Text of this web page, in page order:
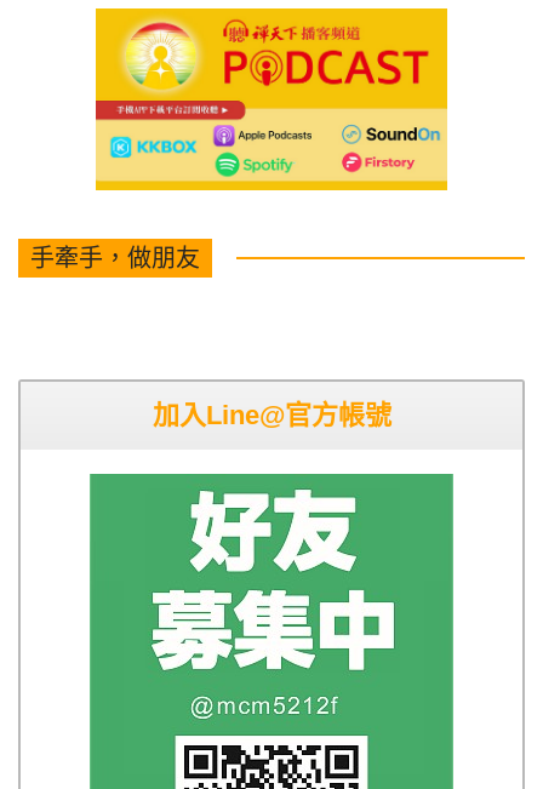
手牽手，做朋友
加入Line@官方帳號